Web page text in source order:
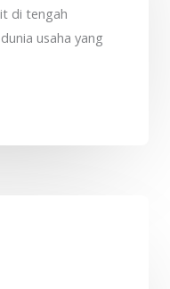
di tengah
usaha yang